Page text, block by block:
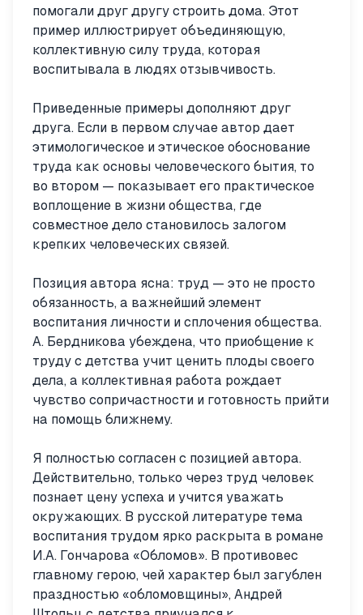
помогали друг другу строить дома. Этот
пример иллюстрирует объединяющую,
коллективную силу труда, которая
воспитывала в людях отзывчивость.
Приведенные примеры дополняют друг
друга. Если в первом случае автор дает
этимологическое и этическое обоснование
труда как основы человеческого бытия, то
во втором — показывает его практическое
воплощение в жизни общества, где
совместное дело становилось залогом
крепких человеческих связей.
Позиция автора ясна: труд — это не просто
обязанность, а важнейший элемент
воспитания личности и сплочения общества.
А. Бердникова убеждена, что приобщение к
труду с детства учит ценить плоды своего
дела, а коллективная работа рождает
чувство сопричастности и готовность прийти
на помощь ближнему.
Я полностью согласен с позицией автора.
Действительно, только через труд человек
познает цену успеха и учится уважать
окружающих. В русской литературе тема
воспитания трудом ярко раскрыта в романе
И.А. Гончарова «Обломов». В противовес
главному герою, чей характер был загублен
праздностью «обломовщины», Андрей